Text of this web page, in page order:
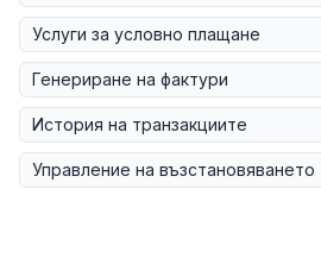
Услуги за условно плащане
Генериране на фактури
История на транзакциите
Управление на възстановяването